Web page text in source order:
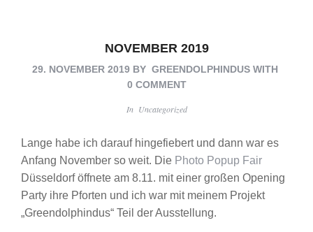
NOVEMBER 2019
29. NOVEMBER 2019 BY GREENDOLPHINDUS WITH
0 COMMENT
In Uncategorized
Lange habe ich darauf hingefiebert und dann war es
Anfang November so weit. Die Photo Popup Fair
Düsseldorf öffnete am 8.11. mit einer großen Opening
Party ihre Pforten und ich war mit meinem Projekt
„Greendolphindus“ Teil der Ausstellung.